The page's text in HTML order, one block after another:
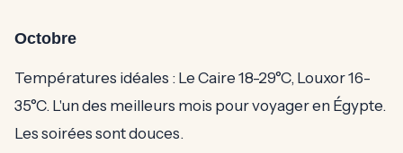
Octobre
Températures idéales : Le Caire 18-29°C, Louxor 16-
35°C. L'un des meilleurs mois pour voyager en Égypte.
Les soirées sont douces.